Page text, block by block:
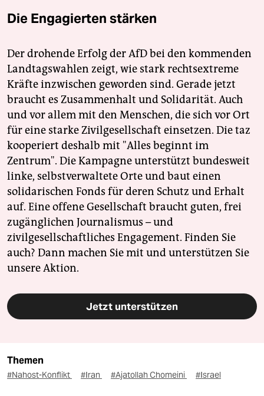
Die Engagierten stärken
Der drohende Erfolg der AfD bei den kommenden
Landtagswahlen zeigt, wie stark rechtsextreme
Kräfte inzwischen geworden sind. Gerade jetzt
braucht es Zusammenhalt und Solidarität. Auch
und vor allem mit den Menschen, die sich vor Ort
für eine starke Zivilgesellschaft einsetzen. Die taz
kooperiert deshalb mit "Alles beginnt im
Zentrum". Die Kampagne unterstützt bundesweit
linke, selbstverwaltete Orte und baut einen
solidarischen Fonds für deren Schutz und Erhalt
auf. Eine offene Gesellschaft braucht guten, frei
zugänglichen Journalismus – und
zivilgesellschaftliches Engagement. Finden Sie
auch? Dann machen Sie mit und unterstützen Sie
unsere Aktion.
Jetzt unterstützen
Themen
#Nahost-Konflikt #Iran #Ajatollah Chomeini #Israel